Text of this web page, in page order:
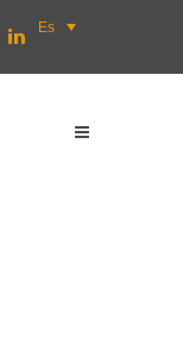
Es